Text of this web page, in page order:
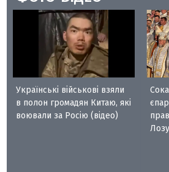
Українські військові взяли
в полон громадян Китаю, які
воювали за Росію (відео)